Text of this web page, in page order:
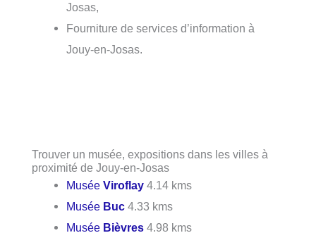
Josas,
Fourniture de services d’information à
Jouy-en-Josas.
Trouver un musée, expositions dans les villes à
proximité de Jouy-en-Josas
MuséeViroflay 4.14 kms
Musée Buc 4.33 kms
Musée Bièvres 4.98 kms